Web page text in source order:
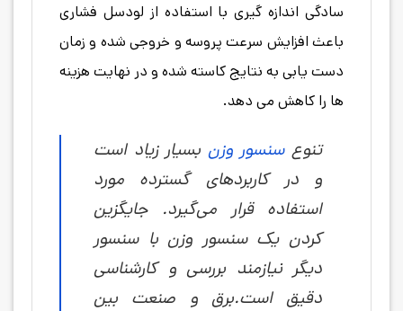
سادگی اندازه گیری با استفاده از لودسل فشاری
باعث افزایش سرعت پروسه و خروجی شده و زمان
دست یابی به نتایج کاسته شده و در نهایت هزینه
ها را کاهش می دهد.
تنوعسنسور وزن بسیار زیاد است
و در کاربردهای گسترده مورد
استفاده قرار می‌گیرد. جایگزین
کردن یک سنسور وزن با سنسور
دیگر نیازمند بررسی و کارشناسی
دقیق است.برق و صنعت بین